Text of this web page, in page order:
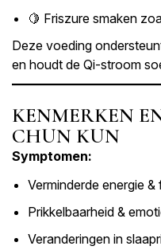
🍋 Friszure smaken
Deze voeding
en houdt de Qi-stroom
KENMERKEN
CHUN KUN
Symptomen:
Verminderde energie
Prikkelbaarheid &
Veranderingen in